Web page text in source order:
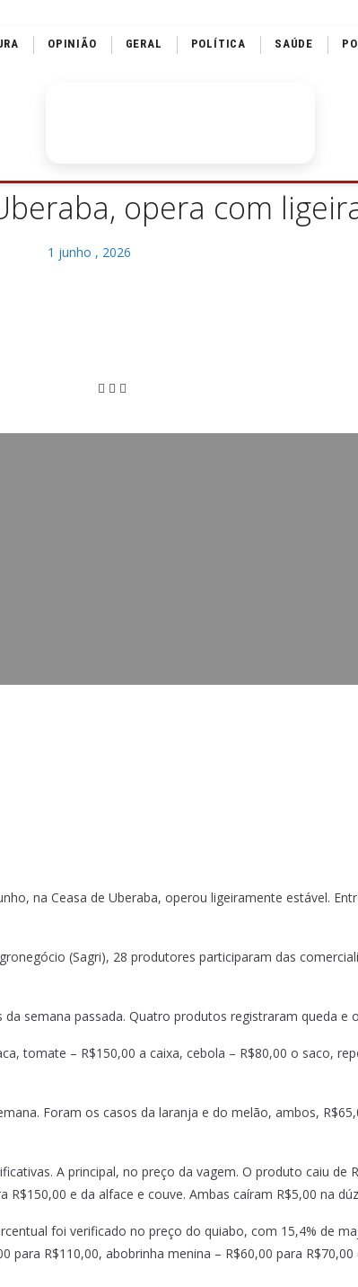
OPINIÃO GERAL POLÍTICA SAÚDE
opera com
1 junho , 2026
na Ceasa de Uberaba, operou ligeiramente estável.
(Sagri), 28 produtores participaram das
semana passada. Quatro produtos registraram queda e
tomate – R$150,00 a caixa, cebola – R$80,00 o saco,
Foram os casos da laranja e do melão, ambos,
A principal, no preço da vagem. O produto caiu de
e da alface e couve. Ambas caíram R$5,00 na
foi verificado no preço do quiabo, com 15,4% de
R$110,00, abobrinha menina – R$60,00 para